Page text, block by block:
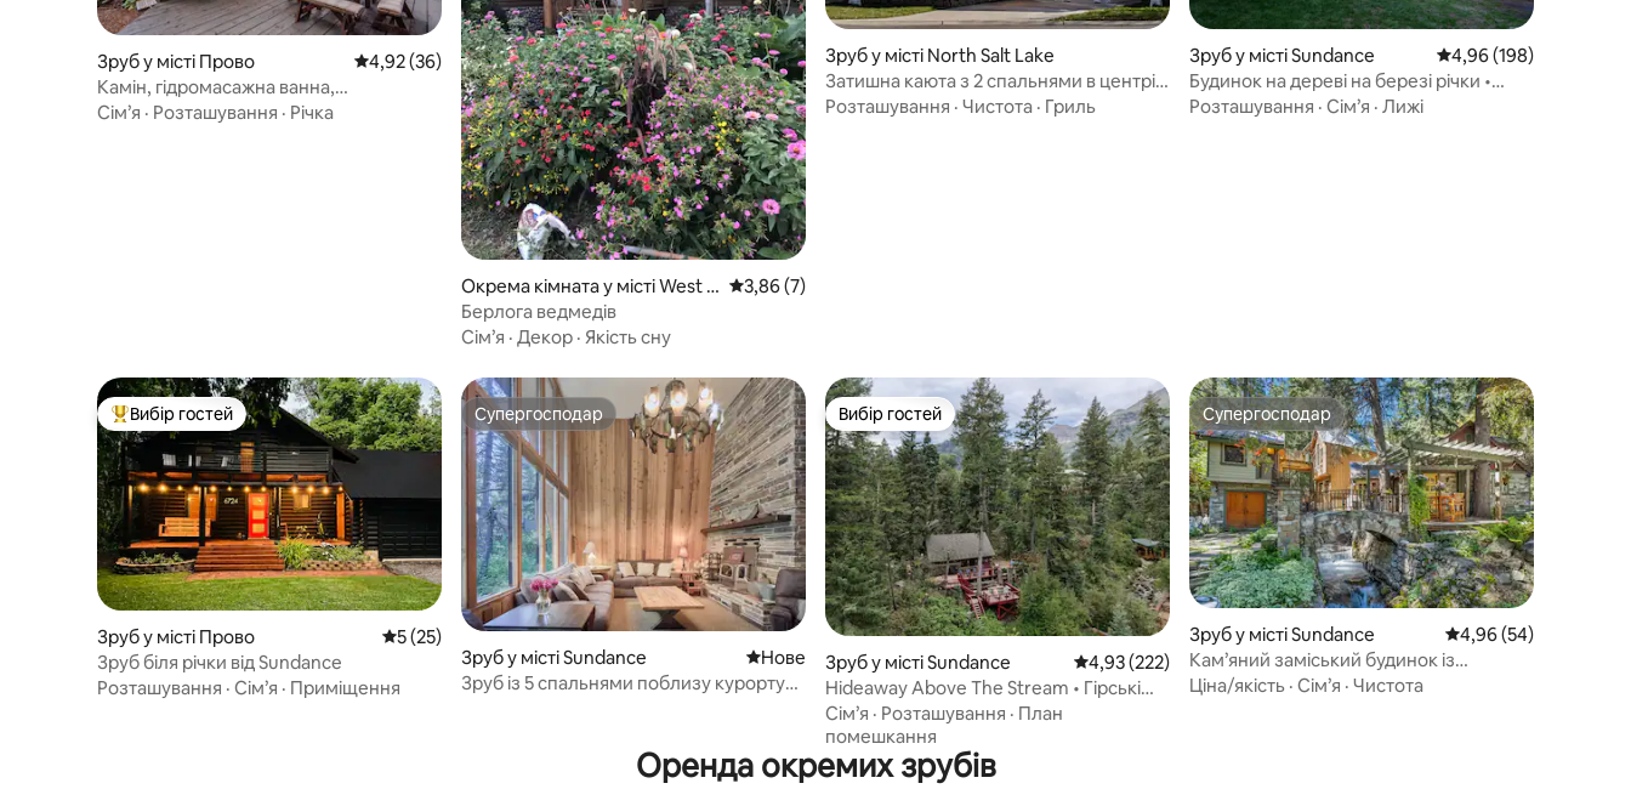
Зруб у місті Прово Середня оцінка: 4,92 з 5, відгуки: 36
4,92 (36)
Камін, гідромасажна ванна,
мінібудинок, незрівнянний шарм
Сім’я · Розташування · Річка
Окрема кімната у місті West V
alley City
Середня оцінка: 3,86 з 5, відгуки: 7
3,86 (7)
Берлога ведмедів
Сім’я · Декор · Якість сну
Зруб у місті North Salt Lake
Затишна каюта з 2 спальнями в центрі
Солт-Лейк-Сіті
Розташування · Чистота · Гриль
Зруб у місті Sundance Середня оцінка: 4,96
4,96 (198)
Будинок на дереві на березі річки •
Гірські зруби в Юті
Розташування · Сім’я · Лижі
Топ вибір гостей
Вибір гостей
Зруб у місті Прово Середня оцінка: 5 з 5, відгуки: 25
5 (25)
Зруб біля річки від Sundance
Розташування · Сім’я · Приміщення
Супергосподар
Супергосподар
Зруб у місті Sundance Нове місце для розміщення
Нове
Зруб із 5 спальнями поблизу курорту
Вибір гостей
Вибір гостей
Зруб у місті Sundance Середня оцінка: 4,93 з 5, відгуки: 222
4,93 (222)
Hideaway Above The Stream • Гірські
зруби в Юті
Сім’я · Розташування · План
помешкання
Супергосподар
Супергосподар
Зруб у місті Sundance Середня оцінка: 4,96
4,96 (54)
Кам’яний заміський будинок із
казковим камінням – біля річки,
Ціна/якість · Сім’я · Чистота
Оренда окремих зрубів